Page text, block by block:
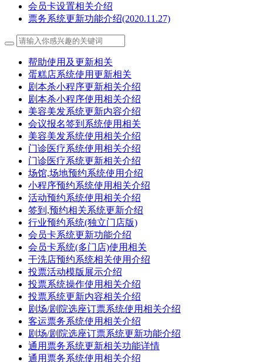
会员卡设置相关介绍
票务系统更新功能介绍(2020.11.27)
帮助使用及更新相关
蛋糕店系统使用更新相关
剧本杀小程序更新相关介绍
剧本杀小程序使用相关介绍
美容美发系统更新内容介绍
会议报名签到系统使用相关
美容美发系统使用相关介绍
门诊医疗系统使用相关介绍
门诊医疗系统更新相关介绍
场馆,场地预约系统使用介绍
小程序预约系统使用相关介绍
活动预约系统使用相关介绍
签到,预约相关系统更新介绍
行业预约系统(独立门店版)
会员卡系统更新功能介绍
会员卡系统(多门店)使用相关
干洗店预约系统相关使用介绍
投票活动模版展示介绍
投票系统操作使用相关介绍
投票系统更新内容相关介绍
剧场/剧院选座订票系统使用相关介绍
客运票务系统使用相关介绍
剧场/剧院选座订票系统更新功能介绍
通用票务系统更新相关功能详情
通用票务系统使用相关介绍